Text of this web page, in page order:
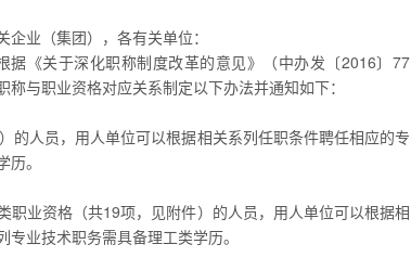
业（集团），各有关单位：
《关于深化职称制度改革的意见》（中办发〔2016〕77
与职业资格对应关系制定以下办法并通知如下：
的人员，用人单位可以根据相关系列任职条件聘任相应的专
历。
业资格（共19项，见附件）的人员，用人单位可以根据相
业技术职务需具备理工类学历。